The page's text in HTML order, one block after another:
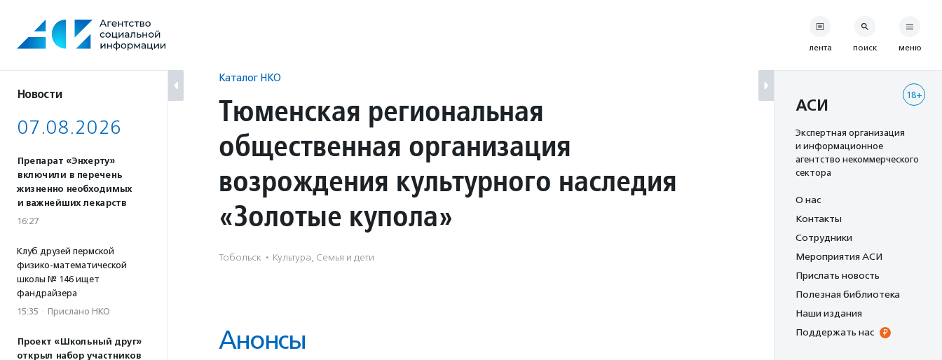
содержанию
Новости
07.08.2026
Препарат «Энхерту»
включили в перечень
жизненно необходимых
и важнейших лекарств
16:27
Клуб друзей пермской
физико-математической
школы № 146 ищет
фандрайзера
15:35 · Прислано НКО
Проект «Школьный друг»
открыл набор участников
Каталог НКО
Тюменская региональная
общественная организация
возрождения культурного наследия
«Золотые купола»
Тобольск · Культура, Семья и дети
Анонсы
лента поиск меню
18+
АСИ
Экспертная организация
и информационное
агентство некоммерческого
сектора
О нас
Контакты
Сотрудники
Мероприятия АСИ
Прислать новость
Полезная библиотека
Наши издания
Поддержать нас